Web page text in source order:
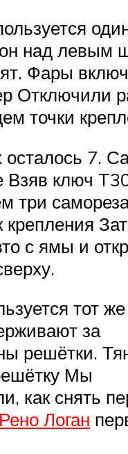
над левым
Фары
Отключили
точки
7.
Взяв ключ
три
крепления
с ямы и
тот
за
решётки.
Мы
как снять
Логан